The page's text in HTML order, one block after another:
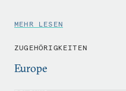
MEHR LESEN
ZUGEHÖRIGKEITEN
Europe